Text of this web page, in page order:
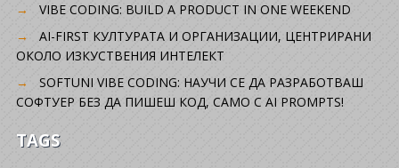
VIBE CODING: BUILD A PRODUCT IN ONE WEEKEND
AI-FIRST КУЛТУРАТА И ОРГАНИЗАЦИИ, ЦЕНТРИРАНИ
ОКОЛО ИЗКУСТВЕНИЯ ИНТЕЛЕКТ
SOFTUNI VIBE CODING: НАУЧИ СЕ ДА РАЗРАБОТВАШ
СОФТУЕР БЕЗ ДА ПИШЕШ КОД, САМО С AI PROMPTS!
TAGS